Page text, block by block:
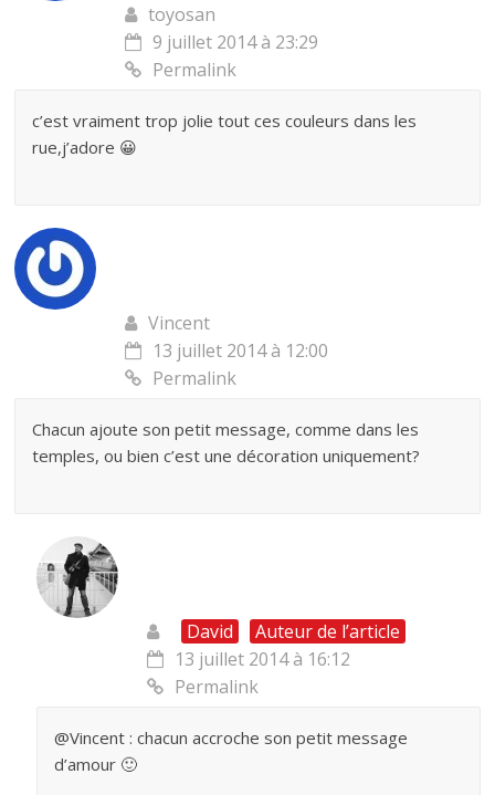
toyosan
9 juillet 2014 à 23:29
Permalink
c’est vraiment trop jolie tout ces couleurs dans les
rue,j’adore 😀
Vincent
13 juillet 2014 à 12:00
Permalink
Chacun ajoute son petit message, comme dans les
temples, ou bien c’est une décoration uniquement?
David
Auteur de l’article
13 juillet 2014 à 16:12
Permalink
@Vincent : chacun accroche son petit message
d’amour 🙂